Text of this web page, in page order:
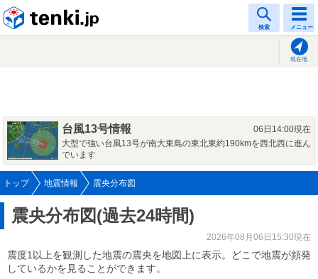
検索 メニュー
現在地
台風13号情報
06日14:00現在
大型で強い台風13号が南大東島の東北東約190kmを西北西に進ん
でいます
トップ 地震情報 震央分布図
震央分布図(過去24時間)
2026年08月06日15:30現在
震度1以上を観測した地震の震央を地図上に表示。どこで地震が頻発
しているかを見ることができます。